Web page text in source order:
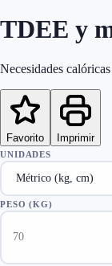
TDEE y
Necesidades
Favorito Imprimir
UNIDADES
PESO (KG)